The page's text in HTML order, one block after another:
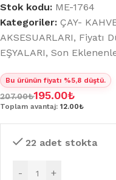
Stok kodu: ME-1764
Kategoriler: ÇAY-
AKSESUARLARI, Fiyatı
EŞYALARI, Son
Bu ürünün fiyatı %5,8 düştü.
207.00₺195.00₺
Toplam avantaj: 12.00₺
22 adet stokta
- +